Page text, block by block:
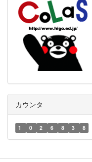
カウンタ
1 0 2 6 8 3 8